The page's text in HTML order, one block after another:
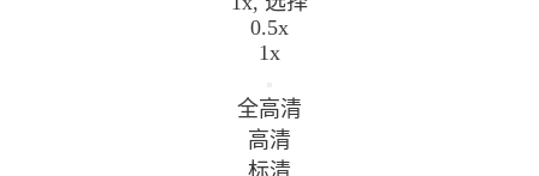
0.5x
1x
全高清
高清
标清